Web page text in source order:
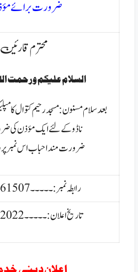
ضرورت برائے
محترم قارئین
السلام عليكم ورحمت
بعد سلام مسنون :مسجد رحیم کتوال
ناڈوکے لئے ایک مؤذن کی
ضرورت مند احباب اس نمبر پر
رابطہ نمبر:۔۔۔۔۔9943261507
تاریخ اعلان:۔۔۔۔۔08/01/2022